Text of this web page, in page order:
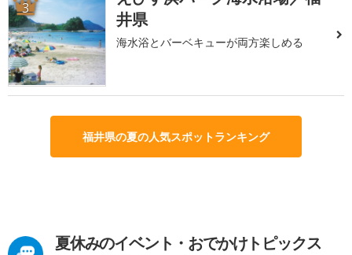
3
井県
海水浴とバーベキューが両方楽しめる
福井県の夏の人気スポットランキング
夏休みのイベント・おでかけトピックス